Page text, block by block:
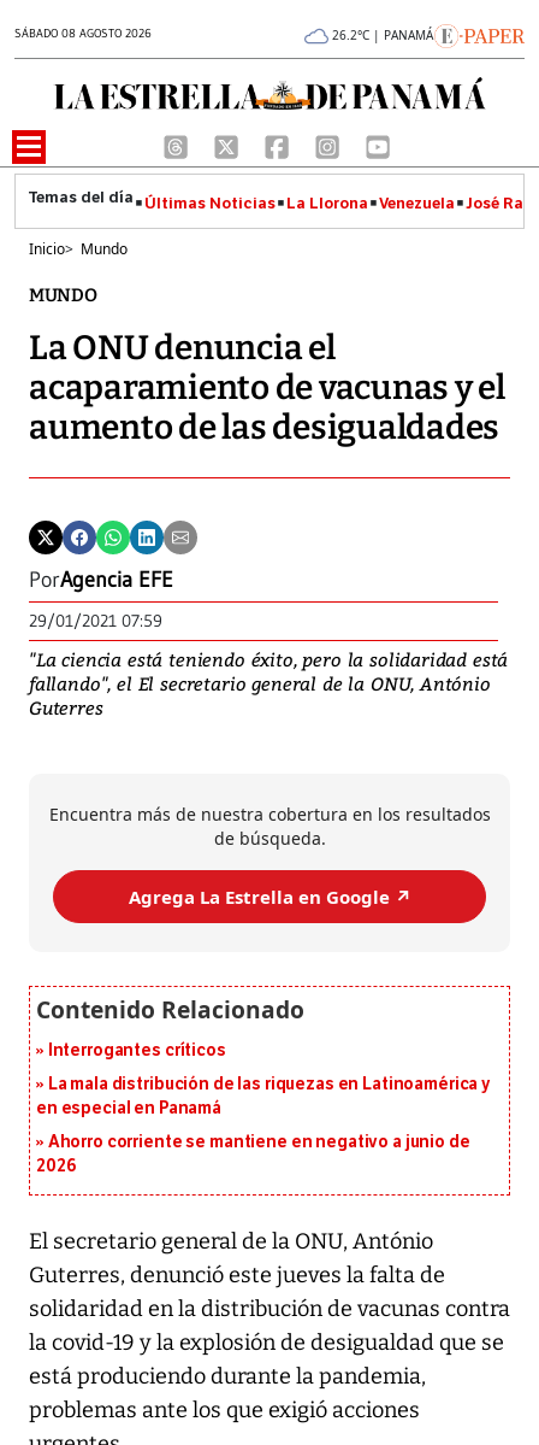
SÁBADO 08 AGOSTO 2026 26.2°C | PANAMÁ
Últimas Noticias La Llorona Venezuela José
Inicio> Mundo
MUNDO
La ONU denuncia el
acaparamiento de vacunas y el
aumento de las desigualdades
PorAgencia EFE
29/01/2021 07:59
"La ciencia está teniendo éxito, pero la solidaridad está
fallando", el El secretario general de la ONU, António
Guterres
Encuentra más de nuestra cobertura en los resultados
de búsqueda.
Agrega La Estrella en Google ↗️
Interrogantes críticos
La mala distribución de las riquezas en Latinoamérica y
en especial en Panamá
Ahorro corriente se mantiene en negativo a junio de
2026
El secretario general de la ONU, António
Guterres, denunció este jueves la falta de
solidaridad en la distribución de vacunas contra
la covid-19 y la explosión de desigualdad que se
está produciendo durante la pandemia,
problemas ante los que exigió acciones